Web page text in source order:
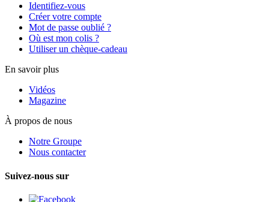
Identifiez-vous
Créer votre compte
Mot de passe oublié ?
Où est mon colis ?
Utiliser un chèque-cadeau
En savoir plus
Vidéos
Magazine
À propos de nous
Notre Groupe
Nous contacter
Suivez-nous sur